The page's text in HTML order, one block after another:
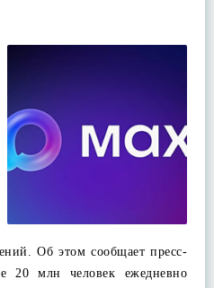
Об этом сообщает пресс-
20 млн человек ежедневно